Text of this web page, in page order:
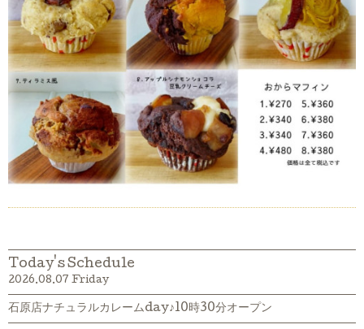
Today's Schedule
2026.08.07 Friday
石原店ナチュラルカレームday♪10時30分オープン